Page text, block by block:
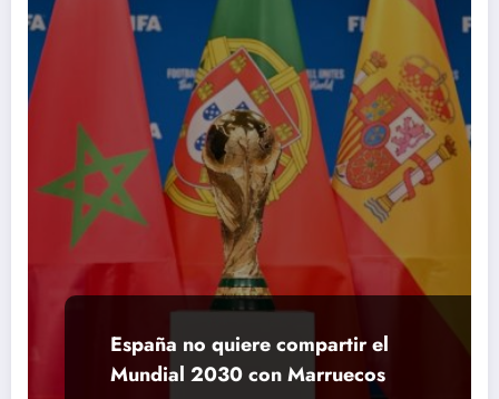
España no quiere compartir el
Mundial 2030 con Marruecos